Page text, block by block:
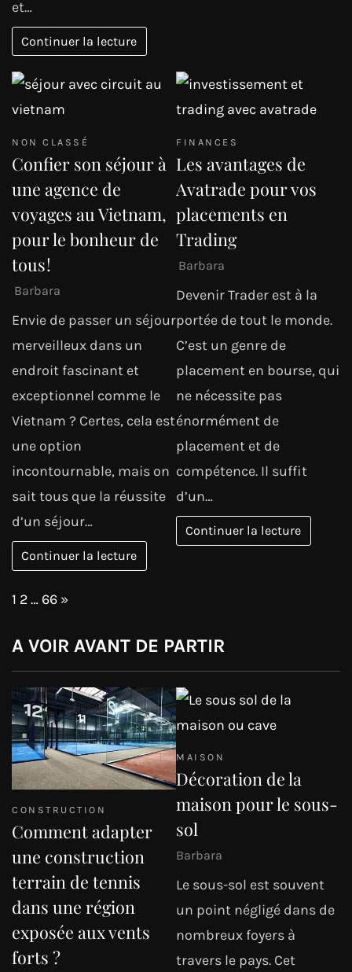
et…
Continuer la lecture
NON CLASSÉ
Confier son séjour à
une agence de
voyages au Vietnam,
pour le bonheur de
tous !
Barbara
Envie de passer un séjour
merveilleux dans un
endroit fascinant et
exceptionnel comme le
Vietnam ? Certes, cela est
une option
incontournable, mais on
sait tous que la réussite
d’un séjour…
Continuer la lecture
FINANCES
Les avantages de
Avatrade pour vos
placements en
Trading
Barbara
Devenir Trader est à la
portée de tout le monde.
C’est un genre de
placement en bourse, qui
ne nécessite pas
énormément de
placement et de
compétence. Il suffit
d’un…
Continuer la lecture
Page:
1 2… 66 Next
»
A VOIR AVANT DE PARTIR
CONSTRUCTION
Comment adapter
une construction
terrain de tennis
dans une région
exposée aux vents
forts ?
MAISON
Décoration de la
maison pour le sous-
sol
Barbara
Le sous-sol est souvent
un point négligé dans de
nombreux foyers à
travers le pays. Cet